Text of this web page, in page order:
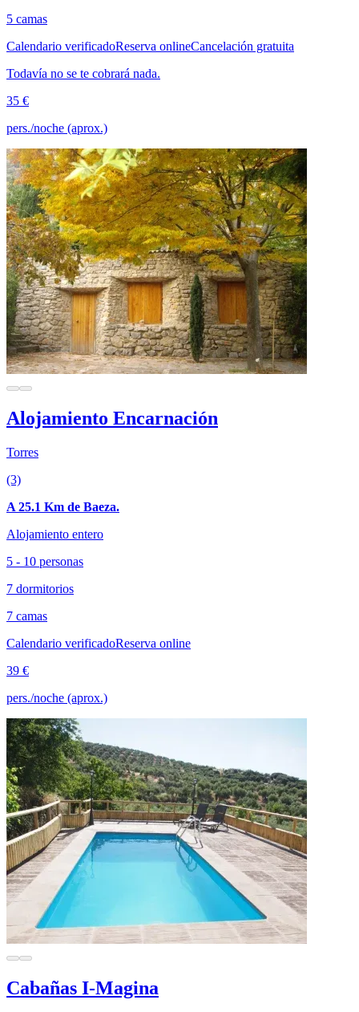
5 camas
Calendario verificadoReserva onlineCancelación gratuita
Todavía no se te cobrará nada.
35 €
pers./noche (aprox.)
Alojamiento Encarnación
Torres
(3)
A 25.1 Km de Baeza.
Alojamiento entero
5 - 10 personas
7 dormitorios
7 camas
Calendario verificadoReserva online
39 €
pers./noche (aprox.)
Cabañas I-Magina